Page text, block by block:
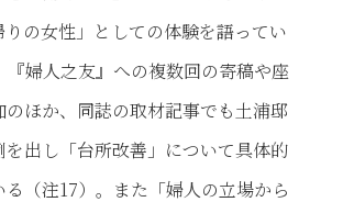
りの女性」としての体験を語ってい
『婦人之友』への複数回の寄稿や座
のほか、同誌の取材記事でも土浦邸
を出し「台所改善」について具体的
る（注17）。また「婦人の立場から